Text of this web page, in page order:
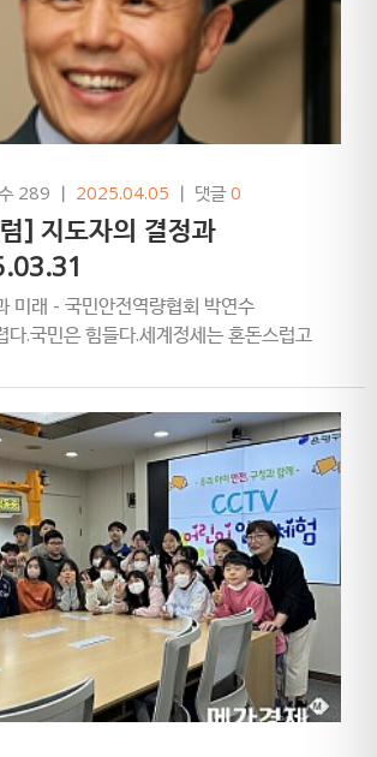
289 ㅣ 2025.04.05 ㅣ 댓글0
] 지도자의 결정과
미래 - 국민안전역량협회 박연수
다.국민은 힘들다.세계정세는 혼돈스럽고
가 필요…